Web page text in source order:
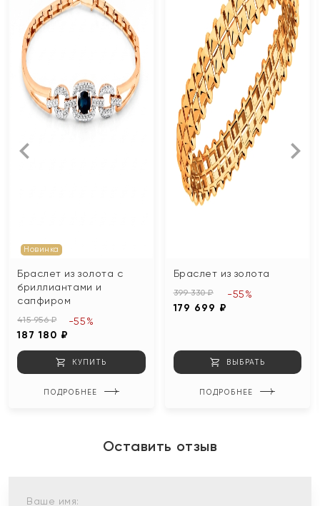
Новинка
Браслет из золота с
бриллиантами и
сапфиром
415 956 ₽
187 180 ₽
-55%
КУПИТЬ
ПОДРОБНЕЕ
Браслет из золота
399 330 ₽
179 699 ₽
-55%
ВЫБРАТЬ
ПОДРОБНЕЕ
Оставить отзыв
Ваше имя: